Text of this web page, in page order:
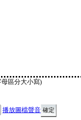
區分大小寫)
播放圖檔聲音